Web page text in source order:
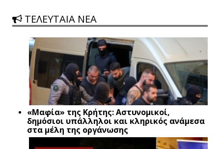
ΤΕΛΕΥΤΑΙΑ ΝΕΑ
«Μαφία» της Κρήτης: Αστυνομικοί,
δημόσιοι υπάλληλοι και κληρικός ανάμεσα
στα μέλη της οργάνωσης